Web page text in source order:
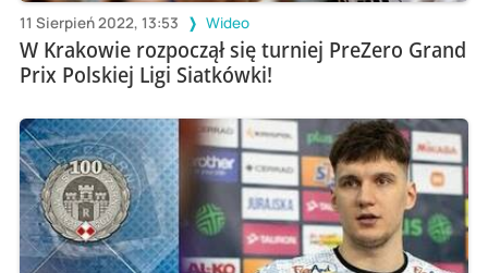
11 Sierpień 2022, 13:53 Wideo
W Krakowie rozpoczął się turniej PreZero Grand
Prix Polskiej Ligi Siatkówki!